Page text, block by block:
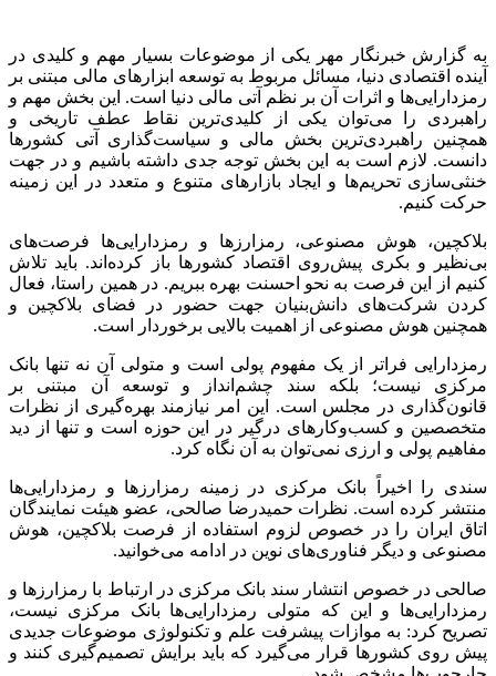
این فضاهای جدید نداریم، به محدود کردن آن‌ها بپردازیم. به طور
مثال، از سندی که بانک مرکزی منتشر کرده است، این طور
برمی‌آید که مسیر ساخت توکن‌ها و استفاده از فناوری‌های مالی و
هوش مصنوعی برای توسعه وب ۳ در کشور مسدود شده است.
عضوهئیت نمایندگان اتاق ایران خاطرنشان کرد: تصمیم‌گیری
نادرست در خصوص فضاهای جدید مانند رمزدارایی‌ها ورمزارزها
می‌تواند به از بین رفتن فرصت‌های پیش رو منجر شود و ما را در
دنیا در این زمینه عقب بیندازد.
صالحی گفت: نیاز است موضوع استفاده از فناوری‌های نوین در
حوزهبلاکچین، هوش مصنوعی و… با دقت در مجلس مورد بررسی
قرار بگیرد و چارچوب‌های این موضوع مشخص شود.
وی در خصوص این موضوع که بانک مرکزی متولی رمزدارایی‌ها
نیست و نباید به تعیین چارچوب‌ها در این زمینه بپردازد، تصریح کرد:
شاید به این دلیل که نمایندگان مجلس وقت کافی برای پرداختن به
این موضوع را ندارند، به این مسئله تن داده‌اند که بانک مرکزی
چارچوب‌ها را در حوزه رمزدارایی‌ها مشخص کند. اما باید بدانیم که
این موضوع عواقبی دارد.
این نماینده مجلس گفت: نیاز است مجلس برای موضوعات جدید و
به روز مانند فناوری‌های نوین در حوزه بلاکچین و هوش مصنوعی به
اندازه کافی وقت بگذارد و چارچوب‌ها را مشخص کند. موضوع
رمزدارایی‌ها نیز باید با دقت تعیین تکلیف شود تا فرصتی را از دست
ندهیم.
صالحی گفت: از فناوری‌های نوین از جمله بلاکچینو هوش
مصنوعی در بخش‌های مختلف می‌توانیم بهره ببریم. دنیا در حال
استفاده از این فناوری‌هاست و نباید اجازه دهیم بر اثر غفلت و بی
اطلاعی از این حوزه‌ها عقب بمانیم.